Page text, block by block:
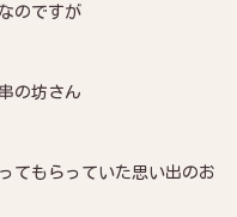
のですが
の坊さん
てもらっていた思い出のお